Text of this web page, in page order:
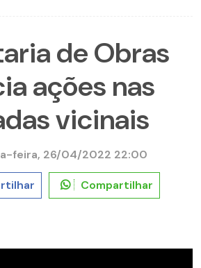
de Obras
ações nas
vicinais
feira, 26/04/2022 22:00
Compartilhar